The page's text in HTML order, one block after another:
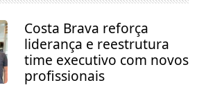
Costa Brava reforça
liderança e reestrutura
time executivo com novos
profissionais